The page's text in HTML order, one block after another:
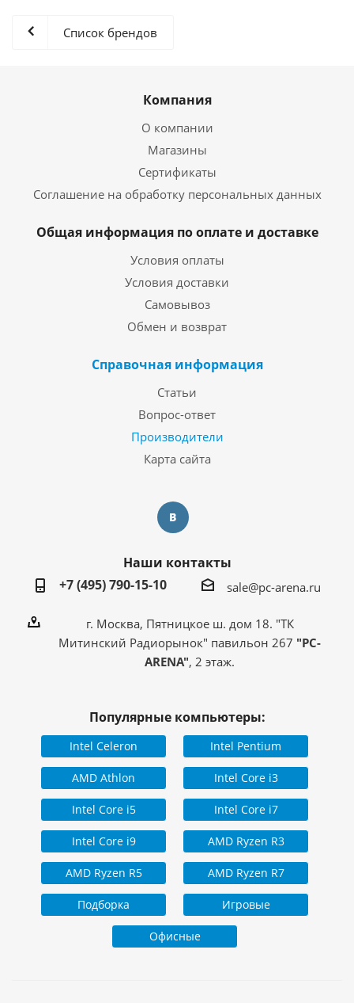
Список брендов
Компания
О компании
Магазины
Сертификаты
Соглашение на обработку персональных данных
Общая информация по оплате и доставке
Условия оплаты
Условия доставки
Самовывоз
Обмен и возврат
Справочная информация
Статьи
Вопрос-ответ
Производители
Карта сайта
Наши контакты
+7 (495) 790-15-10
sale@pc-arena.ru
г. Москва, Пятницкое ш. дом 18. "ТК
Митинский Радиорынок" павильон 267 "PC-
ARENA", 2 этаж.
Популярные компьютеры:
Intel Celeron Intel Pentium
AMD Athlon Intel Core i3
Intel Core i5 Intel Core i7
Intel Core i9 AMD Ryzen R3
AMD Ryzen R5 AMD Ryzen R7
Подборка Игровые
Офисные